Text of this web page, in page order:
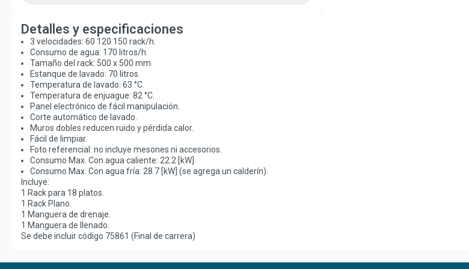
Detalles y especificaciones
3 velocidades: 60 120 150 rack/h.
Consumo de agua: 170 litros/h.
Tamaño del rack: 500 x 500 mm.
Estanque de lavado: 70 litros.
Temperatura de lavado: 63 °C.
Temperatura de enjuague: 82 °C.
Panel electrónico de fácil manipulación.
Corte automático de lavado.
Muros dobles reducen ruido y pérdida calor.
Fácil de limpiar.
Foto referencial: no incluye mesones ni accesorios.
Consumo Max. Con agua caliente: 22.2 [kW]
Consumo Max. Con agua fría: 28.7 [kW] (se agrega un calderín).
Incluye:
1 Rack para 18 platos.
1 Rack Plano.
1 Manguera de drenaje.
1 Manguera de llenado.
Se debe incluir código 75861 (Final de carrera)